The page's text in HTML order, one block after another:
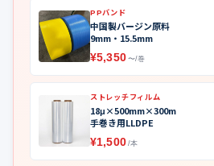
PPバンド
中国製バージン原料
9mm・15.5mm
¥5,350 〜/巻
ストレッチフィルム
18μ×500mm×300m
手巻き用LLDPE
¥1,500 /本